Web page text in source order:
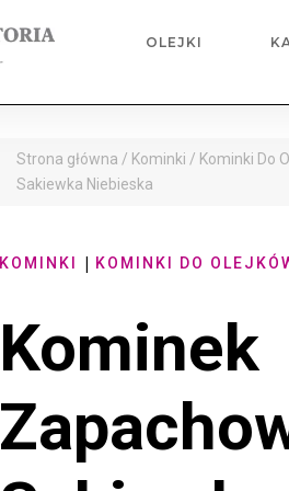
OLEJKI
Strona główna / Kominki / Kominki Do
Sakiewka Niebieska
KOMINKI | KOMINKI DO
Kominek